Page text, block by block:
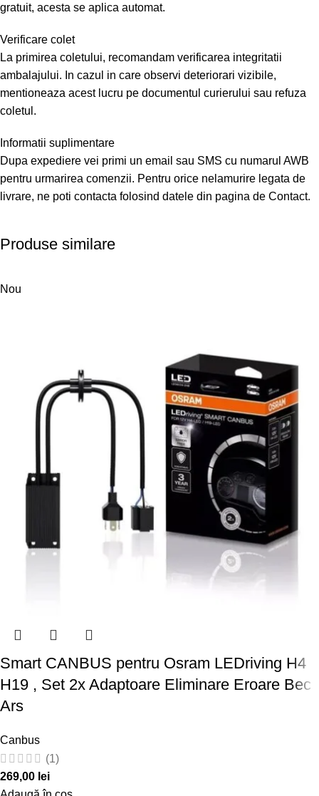
gratuit, acesta se aplica automat.
Verificare colet
La primirea coletului, recomandam verificarea integritatii
ambalajului. In cazul in care observi deteriorari vizibile,
mentioneaza acest lucru pe documentul curierului sau refuza
coletul.
Informatii suplimentare
Dupa expediere vei primi un email sau SMS cu numarul AWB
pentru urmarirea comenzii. Pentru orice nelamurire legata de
livrare, ne poti contacta folosind datele din pagina de Contact.
Produse similare
Nou
Smart CANBUS pentru Osram LEDriving H4
H19 , Set 2x Adaptoare Eliminare Eroare Bec
Ars
Canbus
(1)
269,00 lei